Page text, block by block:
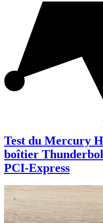
Test du Mercury
boîtier
PCI-Express